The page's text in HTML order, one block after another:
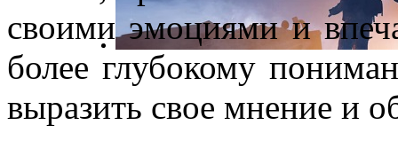
своими эмоциями и
более глубокому
выразить свое мнение и